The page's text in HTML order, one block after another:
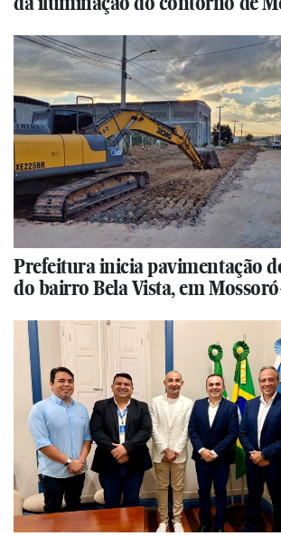
Prefeitura inicia pavimentação
do bairro Bela Vista, em